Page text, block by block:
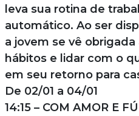
leva sua rotina de
automático. Ao ser
a jovem se vê
hábitos e lidar com o
em seu retorno para
De 02/01 a 04/01
14:15 – COM AMOR E